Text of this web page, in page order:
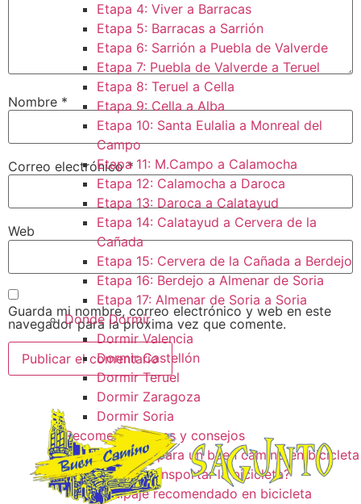
Etapa 4: Viver a Barracas
Etapa 5: Barracas a Sarrión
Etapa 6: Sarrión a Puebla de Valverde
Etapa 7: Puebla de Valverde a Teruel
Etapa 8: Teruel a Cella
Etapa 9: Cella a Alba
Etapa 10: Santa Eulalia a Monreal del
Campo​
Etapa 11: M.Campo a Calamocha​
Etapa 12: Calamocha a Daroca ​
Etapa 13: Daroca a Calatayud
Etapa 14: Calatayud a Cervera de la
Cañada​
Etapa 15: Cervera de la Cañada a Berdejo
Etapa 16: Berdejo a Almenar de Soria
Etapa 17: Almenar de Soria a Soria ​
Donde Dormir
Dormir Valencia
Dormir Castellón
Dormir Teruel
Dormir Zaragoza
Dormir Soria
Recomendaciones y consejos
Consejos para un buen camino en bicicleta
¿Como transportar la bicicleta?
Equipaje recomendado en bicicleta
Nombre *
Correo electrónico*
Web
Guarda mi nombre, correo electrónico y web en este
navegador para la próxima vez que comente.